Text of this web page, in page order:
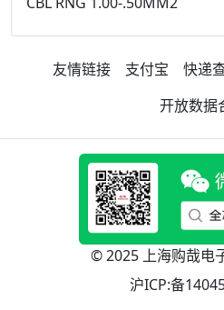
友情链接 支付宝 快递
开放数据
© 2025 上海购哉电
沪ICP:备